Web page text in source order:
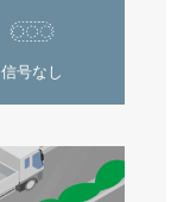
信号なし